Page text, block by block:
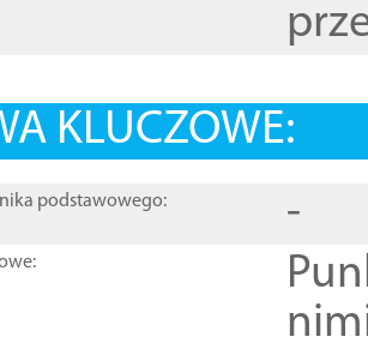
KLUCZOWE:
podstawowego: -